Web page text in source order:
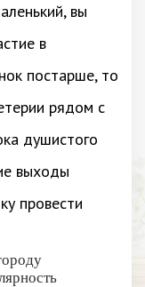
вы
в
постарше, то
рядом с
душистого
выходы
провести